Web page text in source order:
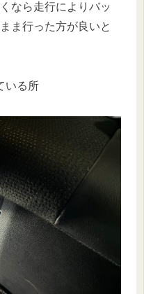
なら走行によりバッ
ま行った方が良いと
いる所